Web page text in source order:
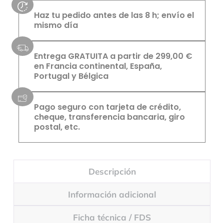
Haz tu pedido antes de las 8 h; envío el
mismo día
Entrega GRATUITA a partir de 299,00 €
en Francia continental, España,
Portugal y Bélgica
Pago seguro con tarjeta de crédito,
cheque, transferencia bancaria, giro
postal, etc.
Descripción
Información adicional
Ficha técnica / FDS